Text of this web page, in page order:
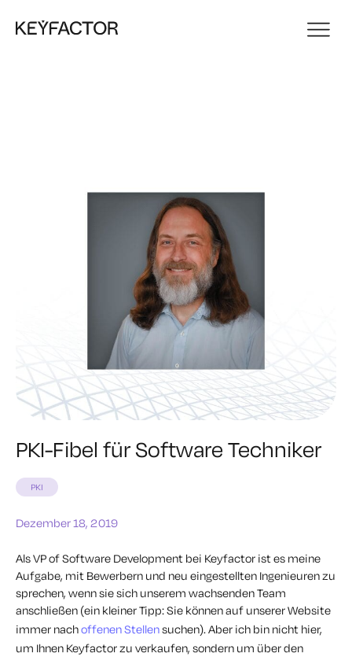
PKI-Fibel für Software Techniker
PKI
Dezember 18, 2019
Als VP of Software Development bei Keyfactor ist es meine
Aufgabe, mit Bewerbern und neu eingestellten Ingenieuren zu
sprechen, wenn sie sich unserem wachsenden Team
anschließen (ein kleiner Tipp: Sie können auf unserer Website
immer nachoffenen Stellensuchen). Aber ich bin nicht hier,
um Ihnen Keyfactor zu verkaufen, sondern um über den